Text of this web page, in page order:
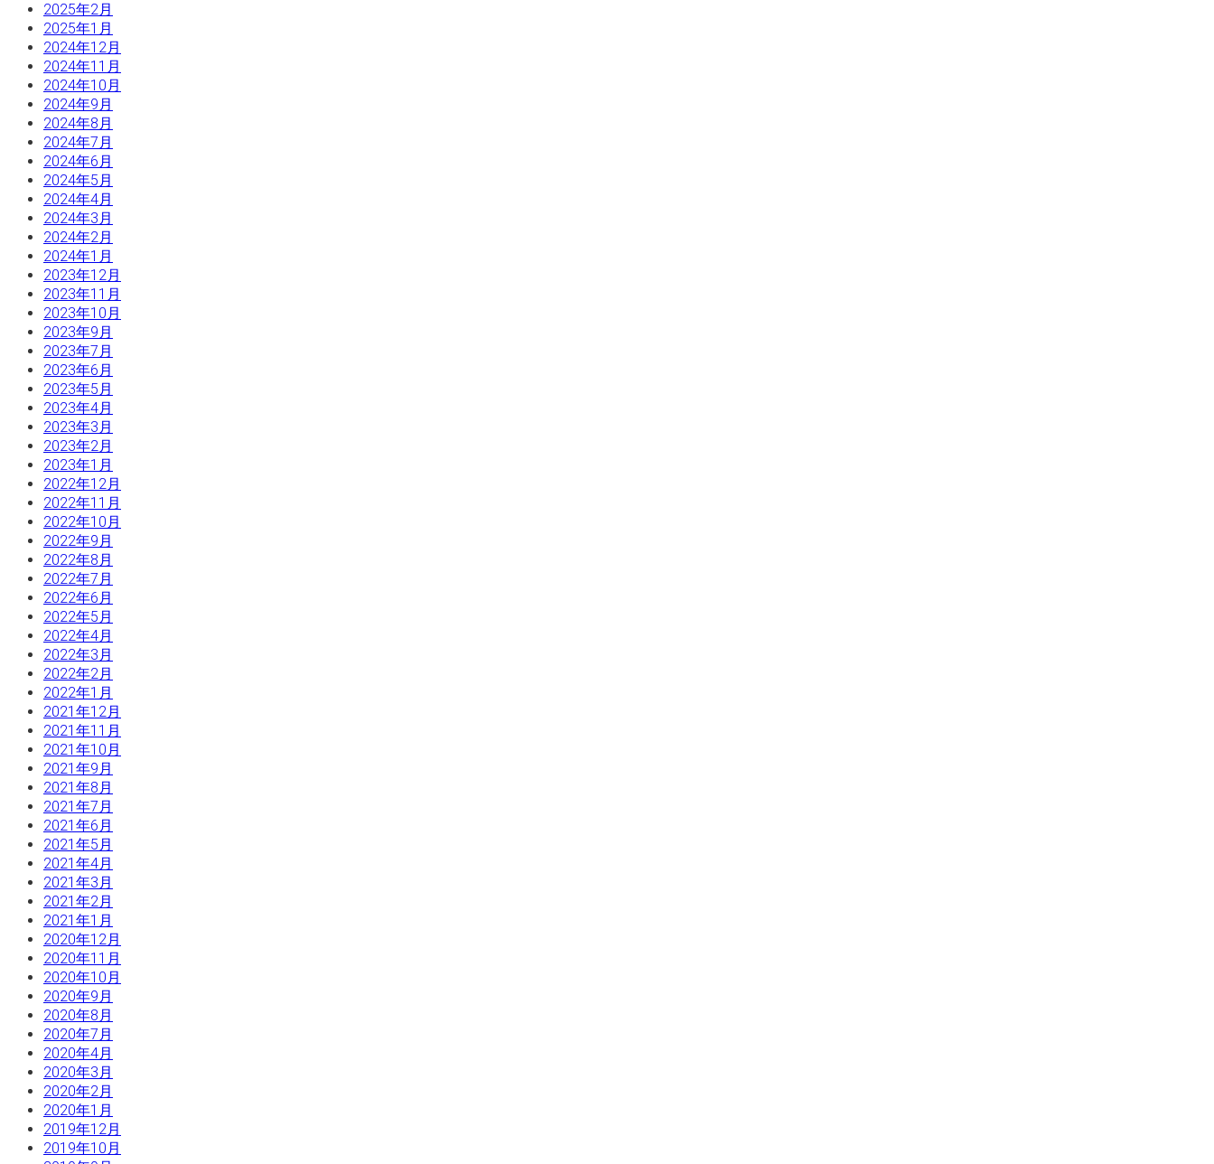
2025年2月
2025年1月
2024年12月
2024年11月
2024年10月
2024年9月
2024年8月
2024年7月
2024年6月
2024年5月
2024年4月
2024年3月
2024年2月
2024年1月
2023年12月
2023年11月
2023年10月
2023年9月
2023年7月
2023年6月
2023年5月
2023年4月
2023年3月
2023年2月
2023年1月
2022年12月
2022年11月
2022年10月
2022年9月
2022年8月
2022年7月
2022年6月
2022年5月
2022年4月
2022年3月
2022年2月
2022年1月
2021年12月
2021年11月
2021年10月
2021年9月
2021年8月
2021年7月
2021年6月
2021年5月
2021年4月
2021年3月
2021年2月
2021年1月
2020年12月
2020年11月
2020年10月
2020年9月
2020年8月
2020年7月
2020年4月
2020年3月
2020年2月
2020年1月
2019年12月
2019年10月